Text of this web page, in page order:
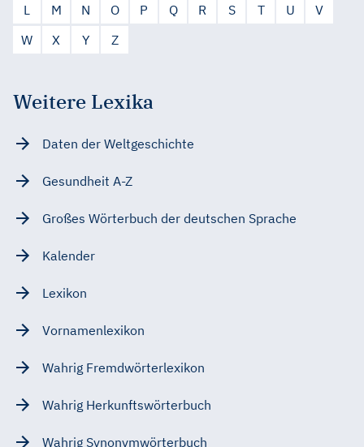
L
M N O P Q R S T U
V
W
X Y Z
Weitere Lexika
Daten der Weltgeschichte
Gesundheit A-Z
Großes Wörterbuch der deutschen Sprache
Kalender
Lexikon
Vornamenlexikon
Wahrig Fremdwörterlexikon
Wahrig Herkunftswörterbuch
Wahrig Synonymwörterbuch